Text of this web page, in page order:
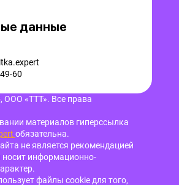
данные
60
ООО «ТТТ». Все права
материалов гиперссылка
обязательна.
не является рекомендацией
носит информационно-
файлы cookie для того,